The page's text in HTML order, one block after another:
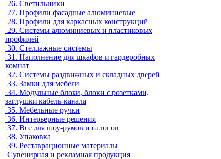
26. Светильники
27. Профили фасадные алюминиевые
28. Профили для каркасных конструкций
29. Системы алюминиевых и пластиковых
профилей
30. Стеллажные системы
31. Наполнение для шкафов и гардеробных
комнат
32. Системы раздвижных и складных дверей
33. Замки для мебели
34. Модульные блоки, блоки с розетками,
заглушки кабель-канала
35. Мебельные ручки
36. Интерьерные решения
37. Все для шоу-румов и салонов
38. Упаковка
39. Реставрационные материалы
Сувенирная и рекламная продукция